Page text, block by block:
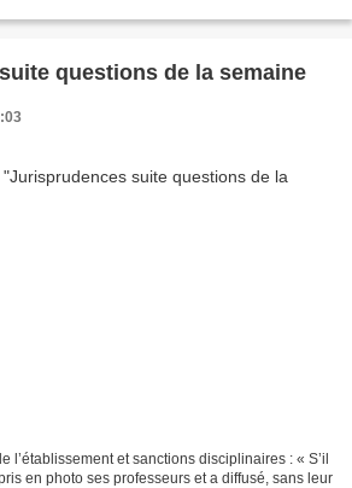
questions de la semaine
l’établissement et sanctions disciplinaires : « S’il
en photo ses professeurs et a diffusé, sans leur